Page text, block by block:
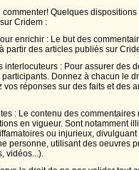
commenter! Quelques
Cridem :
enrichir : Le but des
partir des articles publiés sur
interlocuteurs : Pour assurer des
participants. Donnez à chacun le
vos réponses sur des faits et des
: Le contenu des
en vigueur. Sont notamment
ou injurieux,
personne, utilisant des oeuvres
vidéos...).